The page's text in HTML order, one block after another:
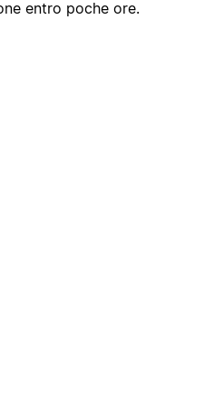
entro poche ore.